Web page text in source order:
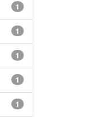
1
1
1
1
1